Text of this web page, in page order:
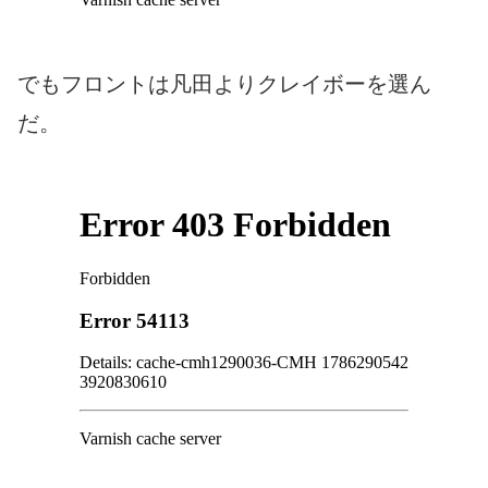
でもフロントは凡田よりクレイボーを選ん
だ。